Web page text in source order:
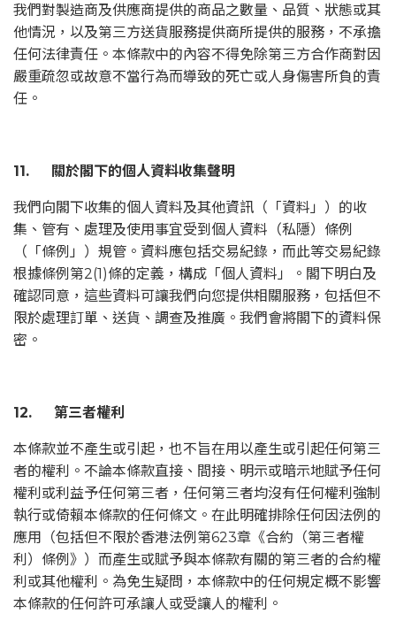
我們對製造商及供應商提供的商品之數量、品質、狀態或其
他情況，以及第三方送貨服務提供商所提供的服務，不承擔
任何法律責任。本條款中的內容不得免除第三方合作商對因
嚴重疏忽或故意不當行為而導致的死亡或人身傷害所負的責
任。
11. 關於閣下的個人資料收集聲明
我們向閣下收集的個人資料及其他資訊（「資料」）的收
集、管有、處理及使用事宜受到個人資料（私隱）條例
（「條例」）規管。資料應包括交易紀錄，而此等交易紀錄
根據條例第2(1)條的定義，構成「個人資料」。閣下明白及
確認同意，這些資料可讓我們向您提供相關服務，包括但不
限於處理訂單、送貨、調查及推廣。我們會將閣下的資料保
密。
12. 第三者權利
本條款並不產生或引起，也不旨在用以產生或引起任何第三
者的權利。不論本條款直接、間接、明示或暗示地賦予任何
權利或利益予任何第三者，任何第三者均沒有任何權利強制
執行或倚賴本條款的任何條文。在此明確排除任何因法例的
應用（包括但不限於香港法例第623章《合約（第三者權
利）條例》）而產生或賦予與本條款有關的第三者的合約權
利或其他權利。為免生疑問，本條款中的任何規定概不影響
本條款的任何許可承讓人或受讓人的權利。